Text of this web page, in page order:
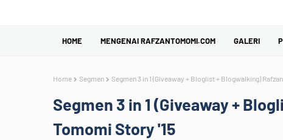
HOME MENGENAI RAFZANTOMOMI.COM GALERI
Home Segmen Segmen 3 in 1 (Giveaway + Bloglist + Blogwalking)
Segmen 3 in 1 (Giveaway +
Tomomi Story '15